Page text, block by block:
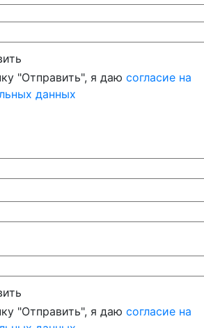
"Отправить", я даю согласие на
данных
"Отправить", я даю согласие на